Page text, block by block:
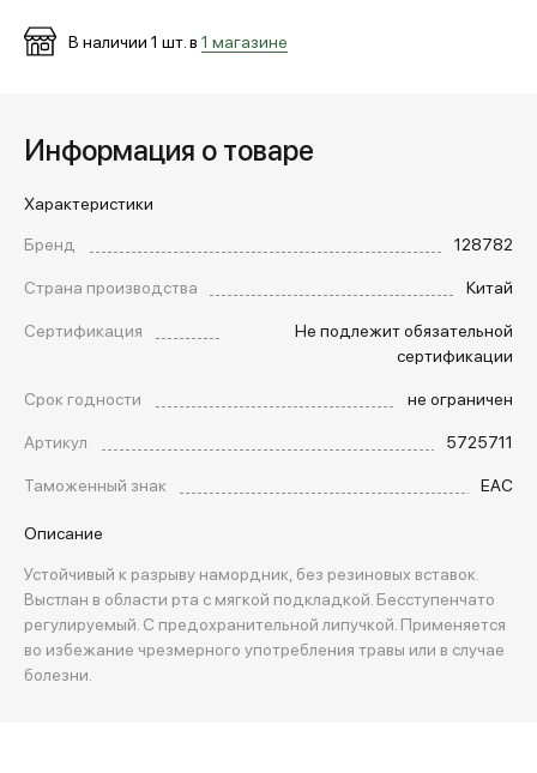
В наличии 1 шт. в 1 магазине
Информация о товаре
Характеристики
Бренд
128782
Страна производства
Китай
Сертификация
Не подлежит обязательной
сертификации
Срок годности
не ограничен
Артикул
5725711
Таможенный знак
EAC
Описание
Устойчивый к разрыву намордник, без резиновых вставок.
Выстлан в области рта с мягкой подкладкой. Бесступенчато
регулируемый. С предохранительной липучкой. Применяется
во избежание чрезмерного употребления травы или в случае
болезни.